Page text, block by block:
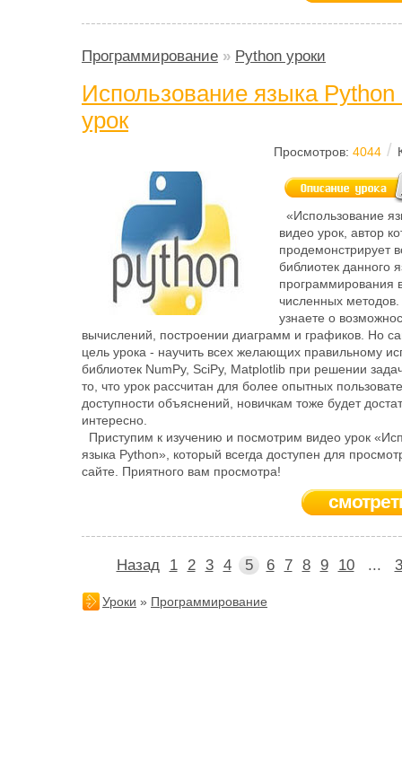
Программирование » Python уроки
Использование языка
урок
Просмотров: 4044 /
«Использование
видео урок, автор
продемонстрирует
библиотек данного
программирования
численных
узнаете о
вычислений, построении диаграмм и графиков. Но
цель урока - научить всех желающих правильному
библиотек NumPy, SciPy, Matplotlib при решении
то, что урок рассчитан для более опытных
доступности объяснений, новичкам тоже будет
интересно.
Приступим к изучению и посмотрим видео урок
языка Python», который всегда доступен для
сайте. Приятного вам просмотра!
Назад 1 2 3 4 5 6 7 8 9 10 ...
Уроки » Программирование